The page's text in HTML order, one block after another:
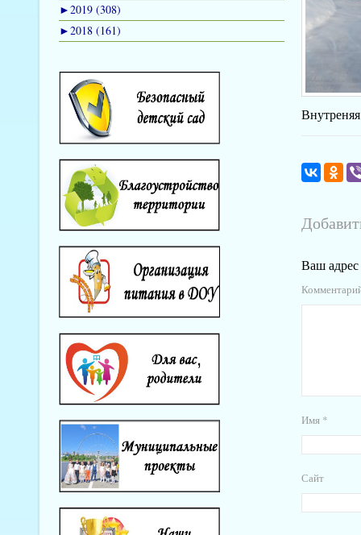
►2019 (308)
►2018 (161)
Ваш адрес
Имя *
Сайт